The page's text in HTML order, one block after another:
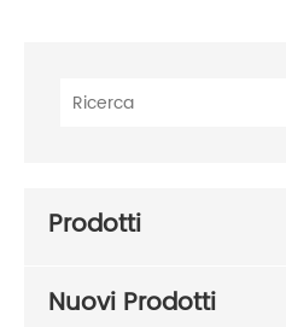
Prodotti
Nuovi Prodotti